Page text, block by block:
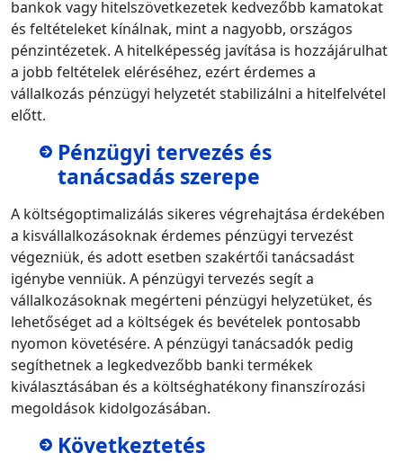
bankok vagy hitelszövetkezetek kedvezőbb kamatokat
és feltételeket kínálnak, mint a nagyobb, országos
pénzintézetek. A hitelképesség javítása is hozzájárulhat
a jobb feltételek eléréséhez, ezért érdemes a
vállalkozás pénzügyi helyzetét stabilizálni a hitelfelvétel
előtt.
Pénzügyi tervezés és
tanácsadás szerepe
A költségoptimalizálás sikeres végrehajtása érdekében
a kisvállalkozásoknak érdemes pénzügyi tervezést
végezniük, és adott esetben szakértői tanácsadást
igénybe venniük. A pénzügyi tervezés segít a
vállalkozásoknak megérteni pénzügyi helyzetüket, és
lehetőséget ad a költségek és bevételek pontosabb
nyomon követésére. A pénzügyi tanácsadók pedig
segíthetnek a legkedvezőbb banki termékek
kiválasztásában és a költséghatékony finanszírozási
megoldások kidolgozásában.
Következtetés